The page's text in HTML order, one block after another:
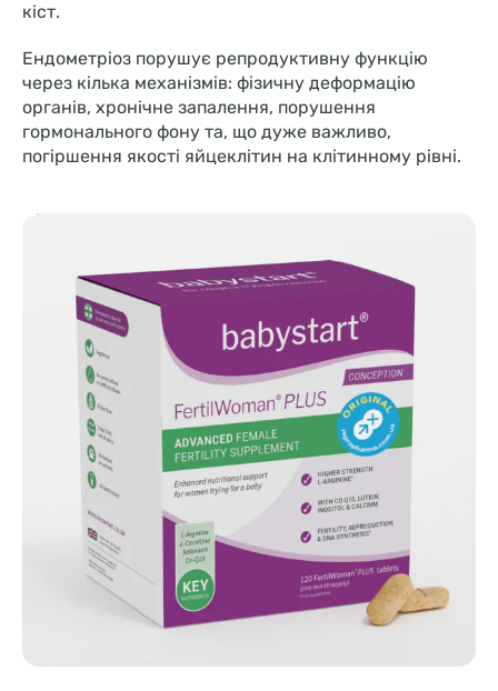
кіст.
Ендометріоз порушує репродуктивну функцію
через кілька механізмів: фізичну деформацію
органів, хронічне запалення, порушення
гормонального фону та, що дуже важливо,
погіршення якості яйцеклітин на клітинному рівні.